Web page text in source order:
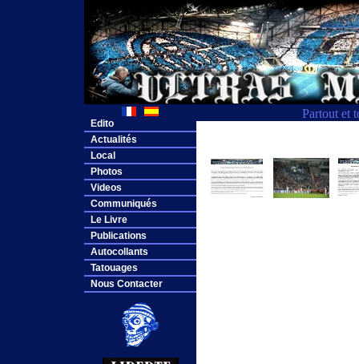
Partout et
Edito
Actualités
Local
Photos
Videos
Communiqués
Le Livre
Publications
Autocollants
Tatouages
Nous Contacter